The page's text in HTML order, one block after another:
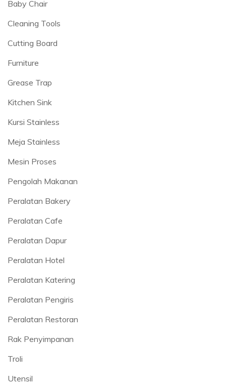
Baby Chair
Cleaning Tools
Cutting Board
Furniture
Grease Trap
Kitchen Sink
Kursi Stainless
Meja Stainless
Mesin Proses
Pengolah Makanan
Peralatan Bakery
Peralatan Cafe
Peralatan Dapur
Peralatan Hotel
Peralatan Katering
Peralatan Pengiris
Peralatan Restoran
Rak Penyimpanan
Troli
Utensil